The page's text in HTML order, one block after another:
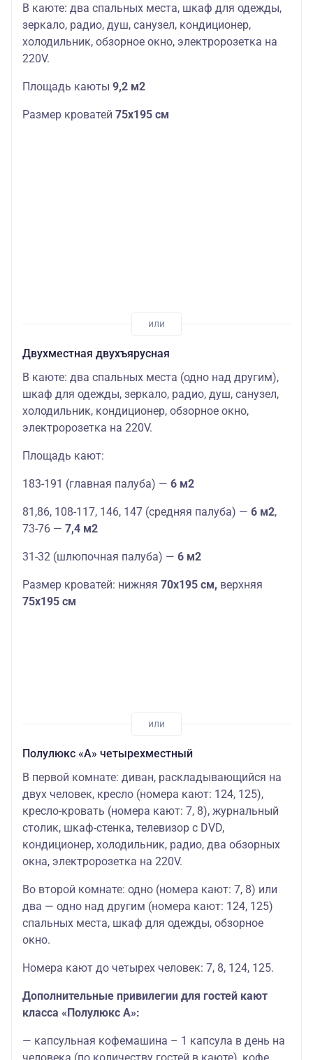
В каюте: два спальных места, шкаф для одежды,
зеркало, радио, душ, санузел, кондиционер,
холодильник, обзорное окно, электророзетка на
220V.
Площадь каюты 9,2 м2
Размер кроватей 75х195 см
Двухместная двухъярусная
В каюте: два спальных места (одно над другим),
шкаф для одежды, зеркало, радио, душ, санузел,
холодильник, кондиционер, обзорное окно,
электророзетка на 220V.
Площадь кают:
183-191 (главная палуба) — 6 м2
81,86, 108-117, 146, 147 (средняя палуба) — 6 м2,
73-76 — 7,4 м2
31-32 (шлюпочная палуба) — 6 м2
Размер кроватей: нижняя 70х195 см, верхняя
75х195 см
Полулюкс «А» четырехместный
В первой комнате: диван, раскладывающийся на
двух человек, кресло (номера кают: 124, 125),
кресло-кровать (номера кают: 7, 8), журнальный
столик, шкаф-стенка, телевизор с DVD,
кондиционер, холодильник, радио, два обзорных
окна, электророзетка на 220V.
Во второй комнате: одно (номера кают: 7, 8) или
два — одно над другим (номера кают: 124, 125)
спальных места, шкаф для одежды, обзорное
окно.
Номера кают до четырех человек: 7, 8, 124, 125.
Дополнительные привилегии для гостей кают
класса «Полулюкс А»:
— капсульная кофемашина – 1 капсула в день на